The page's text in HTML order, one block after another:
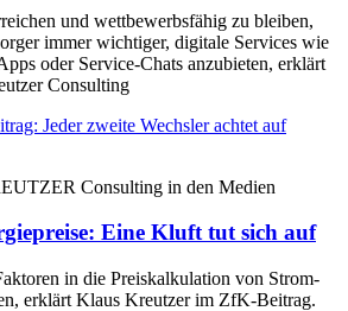
und wettbewerbsfähig zu bleiben,
immer wichtiger, digitale Services wie
oder Service-Chats anzubieten, erklärt
Consulting
Jeder zweite Wechsler achtet auf
Consulting in den Medien
Eine Kluft tut sich auf
in die Preiskalkulation von Strom-
erklärt Klaus Kreutzer im ZfK-Beitrag.